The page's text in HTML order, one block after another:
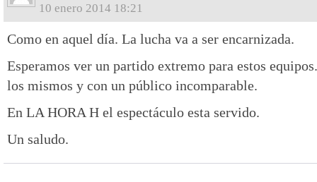
10 enero 2014 18:21
Como en aquel día. La lucha va a ser encarnizada.
Esperamos ver un partido extremo para estos
los mismos y con un público incomparable.
En LA HORA H el espectáculo esta servido.
Un saludo.